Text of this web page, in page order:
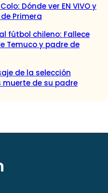
Dónde ver EN VIVO y
Primera
fútbol chileno: Fallece
Temuco y padre de
de la selección
de su padre